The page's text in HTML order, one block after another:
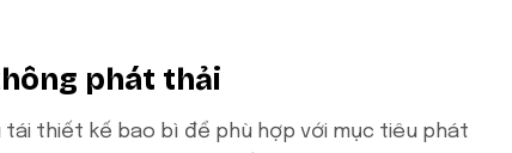
phát thải
thiết kế bao bì để phù hợp với mục tiêu phát